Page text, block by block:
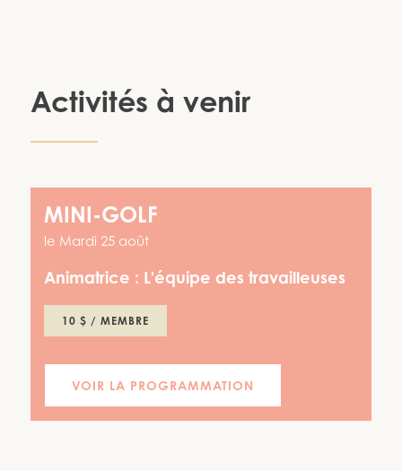
Activités à venir
MINI-GOLF
le Mardi 25 août
Animatrice : L'équipe des travailleuses
10 $ / MEMBRE
VOIR LA PROGRAMMATION